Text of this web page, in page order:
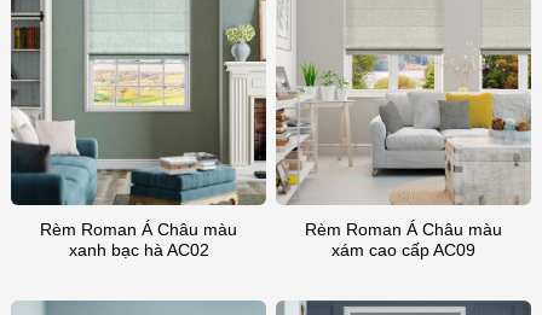
Rèm Roman Á Châu màu
xanh bạc hà AC02
Rèm Roman Á Châu màu
xám cao cấp AC09